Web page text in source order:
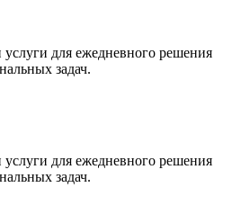
для ежедневного решения
задач.
для ежедневного решения
задач.